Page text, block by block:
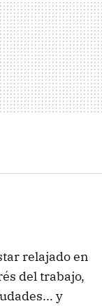
relajado en
del trabajo,
y